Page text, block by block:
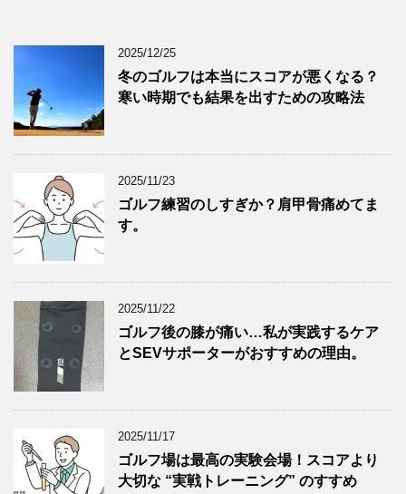
2025/12/25
冬のゴルフは本当にスコアが悪くなる？
寒い時期でも結果を出すための攻略法
2025/11/23
ゴルフ練習のしすぎか？肩甲骨痛めてま
す。
2025/11/22
ゴルフ後の膝が痛い…私が実践するケア
とSEVサポーターがおすすめの理由。
2025/11/17
ゴルフ場は最高の実験会場！スコアより
大切な “実戦トレーニング” のすすめ